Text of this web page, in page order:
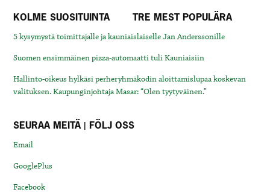
KOLME SUOSITUINTA TRE MEST POPULÄRA
5 kysymystä toimittajalle ja kauniaislaiselle Jan Anderssonille
Suomen ensimmäinen pizza-automaatti tuli Kauniaisiin
Hallinto-oikeus hylkäsi perheryhmäkodin aloittamislupaa koskevan
valituksen. Kaupunginjohtaja Masar: “Olen tyytyväinen.”
SEURAA MEITÄ | FÖLJ OSS
Email
GooglePlus
Facebook